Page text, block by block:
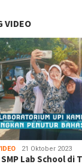
VIDEO
21 Oktober 2023
Lab School di